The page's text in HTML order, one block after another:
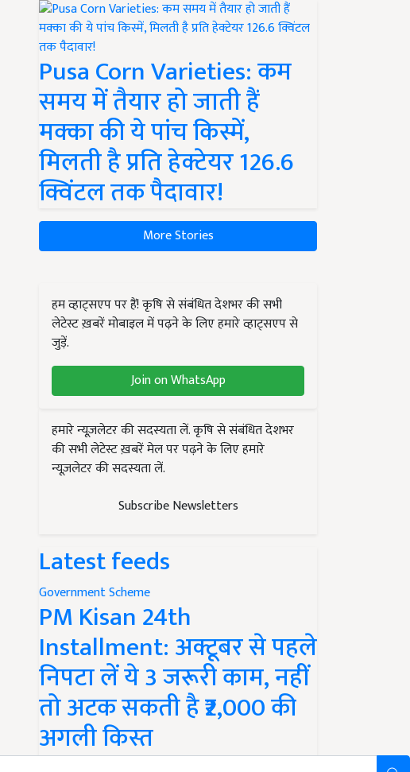
Pusa Corn Varieties: कम
समय में तैयार हो जाती हैं
मक्का की ये पांच किस्में,
मिलती है प्रति हेक्टेयर 126.6
क्विंटल तक पैदावार!
More Stories
हम व्हाट्सएप पर हैं! कृषि से संबंधित देशभर की सभी
लेटेस्ट ख़बरें मोबाइल में पढ़ने के लिए हमारे व्हाट्सएप से
जुड़ें.
Join on WhatsApp
हमारे न्यूज़लेटर की सदस्यता लें. कृषि से संबंधित देशभर
की सभी लेटेस्ट ख़बरें मेल पर पढ़ने के लिए हमारे
न्यूज़लेटर की सदस्यता लें.
Subscribe Newsletters
Latest feeds
Government Scheme
PM Kisan 24th
Installment: अक्टूबर से पहले
निपटा लें ये 3 जरूरी काम, नहीं
तो अटक सकती है ₹2,000 की
अगली किस्त